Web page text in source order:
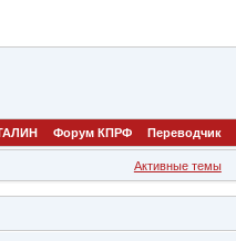
Форум КПРФ Переводчик
Активные темы